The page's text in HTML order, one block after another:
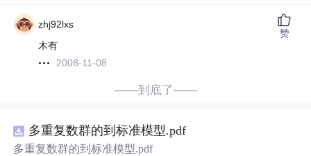
zhj92lxs
木有
2008-11-08
赞
——到底了——
多重复数群的到标准模型.pdf
多重复数群的到标准模型.pdf